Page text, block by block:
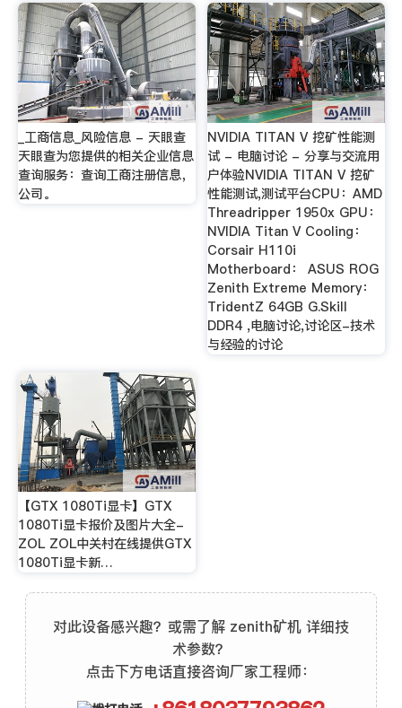
_工商信息_风险信息 - 天眼查
天眼查为您提供的相关企业信息
查询服务：查询工商注册信息，
公司。
NVIDIA TITAN V 挖矿性能测
试 - 电脑讨论 - 分享与交流用
户体验NVIDIA TITAN V 挖矿
性能测试,测试平台CPU：AMD
Threadripper 1950x GPU：
NVIDIA Titan V Cooling：
Corsair H110i
Motherboard： ASUS ROG
Zenith Extreme Memory：
TridentZ 64GB G.Skill
DDR4 ,电脑讨论,讨论区-技术
与经验的讨论
【GTX 1080Ti显卡】GTX
1080Ti显卡报价及图片大全-
ZOL ZOL中关村在线提供GTX
1080Ti显卡新…
对此设备感兴趣？或需了解 zenith矿机 详细技
术参数？
点击下方电话直接咨询厂家工程师：